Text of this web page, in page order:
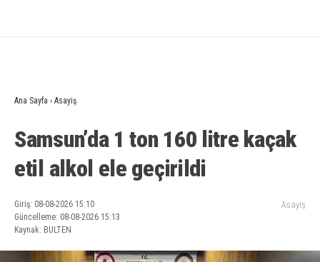
Ana Sayfa › Asayiş
Samsun’da 1 ton 160 litre kaçak
etil alkol ele geçirildi
Giriş: 08-08-2026 15:10
Güncelleme: 08-08-2026 15:13
Kaynak: BULTEN
Asayiş